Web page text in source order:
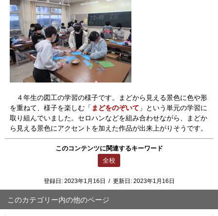
４年生の図工の学習の様子です。まどから見える景色に色や形
を重ねて、様子を楽しむ「 まどをのぞいて 」という単元の学習に
取り組んでいました。セロハンなどを組み合わせながら、まどか
ら見える景色にアクセントを加えた作品が出来上がりそうです。
このコンテンツに関連するキーワード
全校
登録日: 2023年1月16日 / 更新日: 2023年1月16日
このカテゴリー内の他のページ